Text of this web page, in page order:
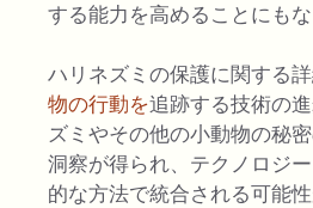
する能力を高めることにもな
ハリネズミの保護に関する詳
物の行動を追跡する技術の
ズミやその他の小動物の秘
洞察が得られ、テクノロジ
的な方法で統合される可能性